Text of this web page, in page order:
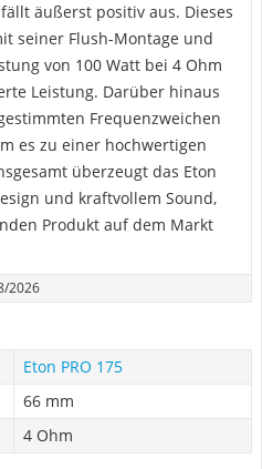
äußerst positiv aus. Dieses
seiner Flush-Montage und
von 100 Watt bei 4 Ohm
Leistung. Darüber hinaus
Frequenzweichen
es zu einer hochwertigen
überzeugt das Eton
und kraftvollem Sound,
Produkt auf dem Markt
2026
Eton PRO 175
66 mm
4 Ohm